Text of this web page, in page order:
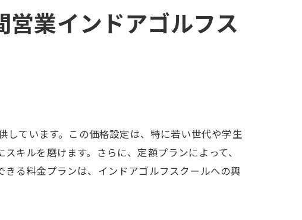
ル営業インドアゴルフス
しています。この価格設定は、特に若い世代や学生
キルを磨けます。さらに、定額プランによって、
る料金プランは、インドアゴルフスクールへの興